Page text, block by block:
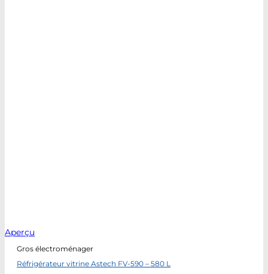
Aperçu
Gros électroménager
Réfrigérateur vitrine Astech FV-590 – 580 L